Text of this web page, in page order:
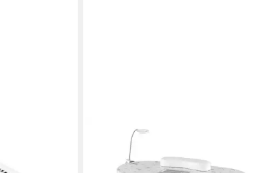
&
COSTWAY
Maniküre-Pediküre-Set,
Maniküretisch klappbar mit LED